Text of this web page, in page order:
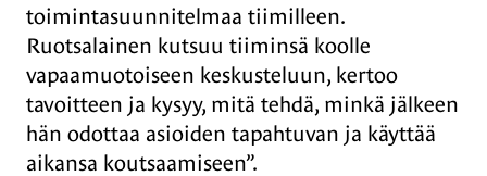
toimintasuunnitelmaa tiimilleen.
Ruotsalainen kutsuu tiiminsä koolle
vapaamuotoiseen keskusteluun, kertoo
tavoitteen ja kysyy, mitä tehdä, minkä jälkeen
hän odottaa asioiden tapahtuvan ja käyttää
aikansa koutsaamiseen”.